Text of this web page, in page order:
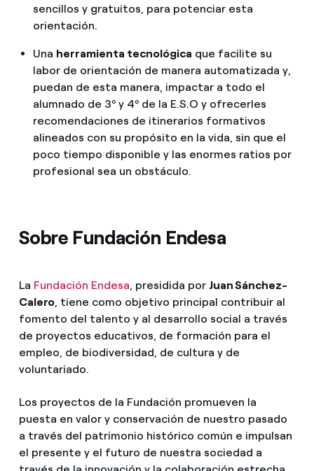
sencillos y gratuitos, para potenciar esta
orientación.
Una herramienta tecnológica que facilite su
labor de orientación de manera automatizada y,
puedan de esta manera, impactar a todo el
alumnado de 3º y 4º de la E.S.O y ofrecerles
recomendaciones de itinerarios formativos
alineados con su propósito en la vida, sin que el
poco tiempo disponible y las enormes ratios por
profesional sea un obstáculo.
Sobre Fundación Endesa
La Fundación Endesa, presidida por Juan Sánchez-
Calero, tiene como objetivo principal contribuir al
fomento del talento y al desarrollo social a través
de proyectos educativos, de formación para el
empleo, de biodiversidad, de cultura y de
voluntariado.
Los proyectos de la Fundación promueven la
puesta en valor y conservación de nuestro pasado
a través del patrimonio histórico común e impulsan
el presente y el futuro de nuestra sociedad a